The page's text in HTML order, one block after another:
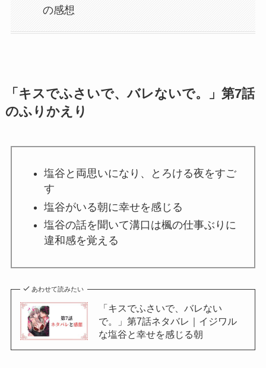
の感想
「キスでふさいで、バレないで。」第7話
のふりかえり
塩谷と両思いになり、とろける夜をすご
す
塩谷がいる朝に幸せを感じる
塩谷の話を聞いて溝口は楓の仕事ぶりに
違和感を覚える
あわせて読みたい
「キスでふさいで、バレない
で。」第7話ネタバレ｜イジワル
な塩谷と幸せを感じる朝